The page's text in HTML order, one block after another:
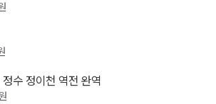
수 정이천 역전 완역